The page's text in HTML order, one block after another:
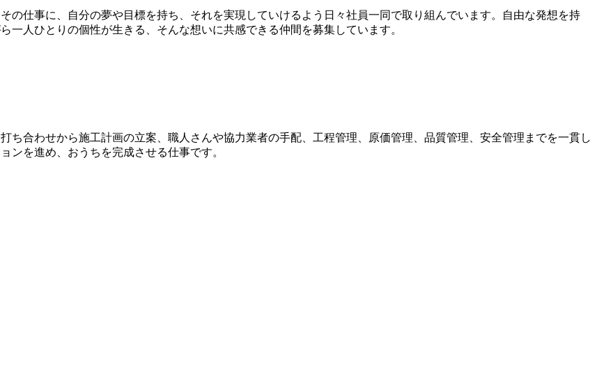
の仕事に、自分の夢や目標を持ち、それを実現していけるよう日々社員一同で取り組んでいます。自由な発想を持
人ひとりの個性が生きる、そんな想いに共感できる仲間を募集しています。
ち合わせから施工計画の立案、職人さんや協力業者の手配、工程管理、原価管理、品質管理、安全管理までを一貫し
ンを進め、おうちを完成させる仕事です。